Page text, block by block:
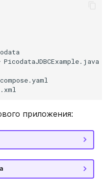
PicodataJDBCExample.java
приложения: